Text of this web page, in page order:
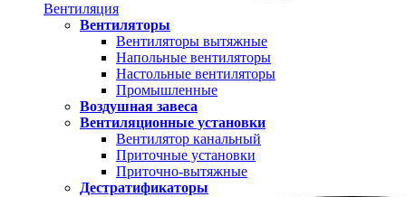
Вентиляция
Вентиляторы
Вентиляторы вытяжные
Напольные вентиляторы
Настольные вентиляторы
Промышленные
Воздушная завеса
Вентиляционные установки
Вентилятор канальный
Приточные установки
Приточно-вытяжные
Дестратификаторы